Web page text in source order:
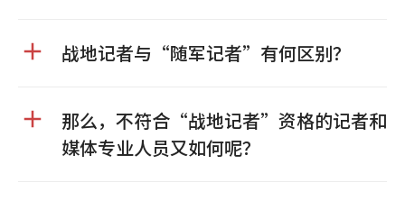
战地记者与“随军记者”有何区别？
那么，不符合“战地记者”资格的记者和
媒体专业人员又如何呢？